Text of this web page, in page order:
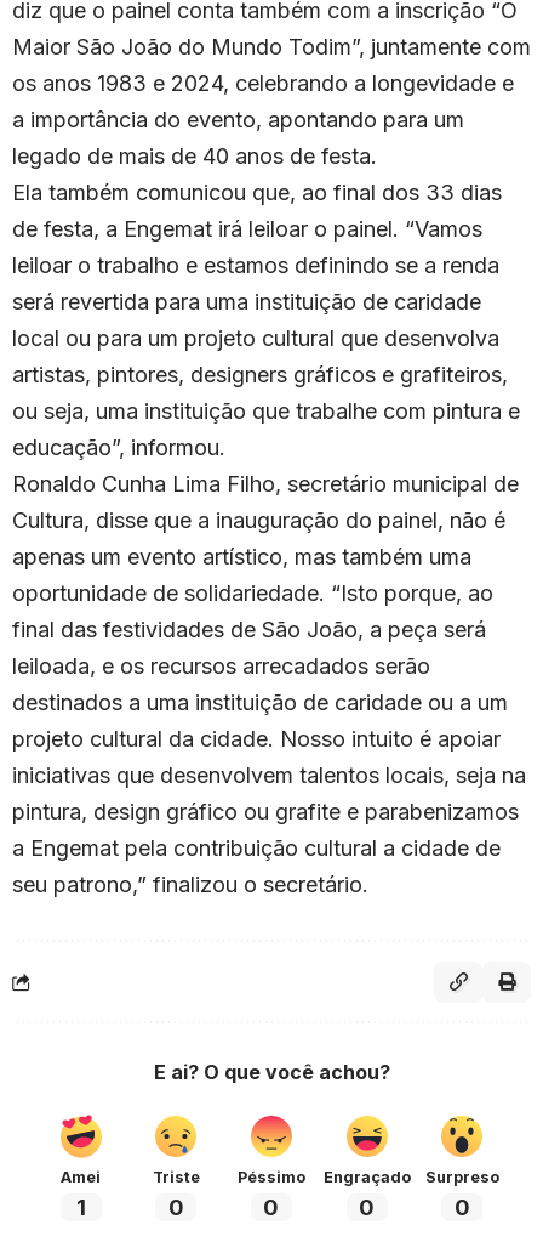
diz que o painel conta também com a inscrição “O
Maior São João do Mundo Todim”, juntamente com
os anos 1983 e 2024, celebrando a longevidade e
a importância do evento, apontando para um
legado de mais de 40 anos de festa.
Ela também comunicou que, ao final dos 33 dias
de festa, a Engemat irá leiloar o painel. “Vamos
leiloar o trabalho e estamos definindo se a renda
será revertida para uma instituição de caridade
local ou para um projeto cultural que desenvolva
artistas, pintores, designers gráficos e grafiteiros,
ou seja, uma instituição que trabalhe com pintura e
educação”, informou.
Ronaldo Cunha Lima Filho, secretário municipal de
Cultura, disse que a inauguração do painel, não é
apenas um evento artístico, mas também uma
oportunidade de solidariedade. “Isto porque, ao
final das festividades de São João, a peça será
leiloada, e os recursos arrecadados serão
destinados a uma instituição de caridade ou a um
projeto cultural da cidade. Nosso intuito é apoiar
iniciativas que desenvolvem talentos locais, seja na
pintura, design gráfico ou grafite e parabenizamos
a Engemat pela contribuição cultural a cidade de
seu patrono,” finalizou o secretário.
E ai? O que você achou?
Amei
1
Triste
0
Péssimo
0
Engraçado
0
Surpreso
0